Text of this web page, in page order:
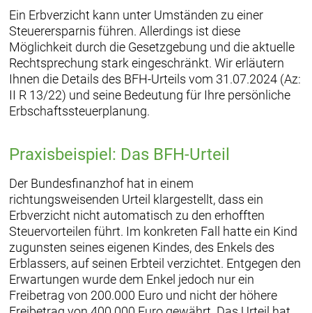
Ein Erbverzicht kann unter Umständen zu einer
Steuerersparnis führen. Allerdings ist diese
Möglichkeit durch die Gesetzgebung und die aktuelle
Rechtsprechung stark eingeschränkt. Wir erläutern
Ihnen die Details des BFH-Urteils vom 31.07.2024 (Az:
II R 13/22) und seine Bedeutung für Ihre persönliche
Erbschaftssteuerplanung.
Praxisbeispiel: Das BFH-Urteil
Der Bundesfinanzhof hat in einem
richtungsweisenden Urteil klargestellt, dass ein
Erbverzicht nicht automatisch zu den erhofften
Steuervorteilen führt. Im konkreten Fall hatte ein Kind
zugunsten seines eigenen Kindes, des Enkels des
Erblassers, auf seinen Erbteil verzichtet. Entgegen den
Erwartungen wurde dem Enkel jedoch nur ein
Freibetrag von 200.000 Euro und nicht der höhere